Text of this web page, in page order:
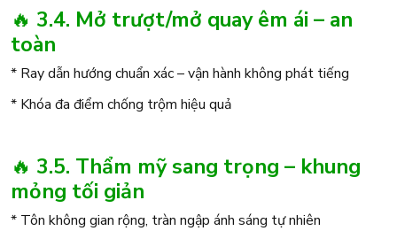
🔥 3.4. Mở trượt/mở quay êm ái – an
toàn
* Ray dẫn hướng chuẩn xác – vận hành không phát tiếng
* Khóa đa điểm chống trộm hiệu quả
🔥 3.5. Thẩm mỹ sang trọng – khung
mỏng tối giản
* Tôn không gian rộng, tràn ngập ánh sáng tự nhiên